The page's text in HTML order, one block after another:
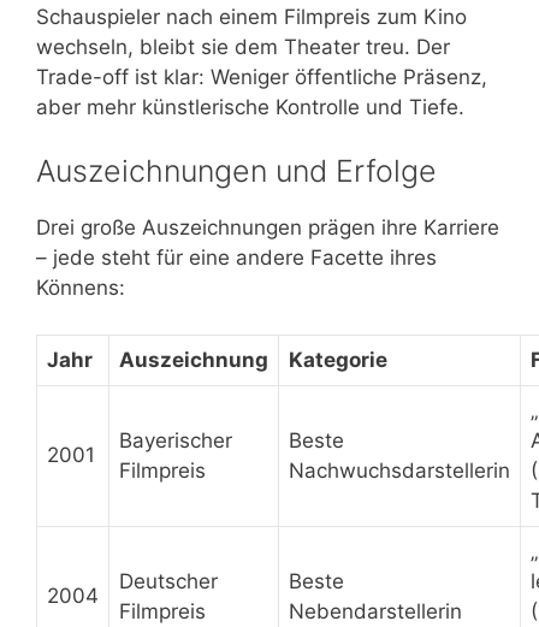
Schauspieler nach einem Filmpreis zum Kino
wechseln, bleibt sie dem Theater treu. Der
Trade-off ist klar: Weniger öffentliche Präsenz,
aber mehr künstlerische Kontrolle und Tiefe.
Auszeichnungen und Erfolge
Drei große Auszeichnungen prägen ihre Karriere
– jede steht für eine andere Facette ihres
Könnens:
Jahr Auszeichnung Kategorie
2001
Bayerischer
Filmpreis
Beste
Nachwuchsdarstellerin
2004
Deutscher
Filmpreis
Beste
Nebendarstellerin